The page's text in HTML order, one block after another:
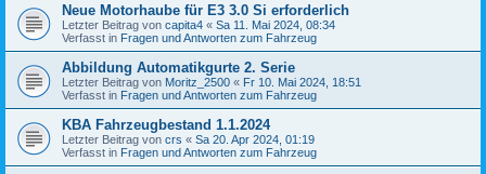
Neue Motorhaube für E3 3.0 Si erforderlich
Letzter Beitrag von capita4 « Sa 11. Mai 2024, 08:34
Verfasst in Fragen und Antworten zum Fahrzeug
Abbildung Automatikgurte 2. Serie
Letzter Beitrag von Moritz_2500 « Fr 10. Mai 2024, 18:51
Verfasst in Fragen und Antworten zum Fahrzeug
KBA Fahrzeugbestand 1.1.2024
Letzter Beitrag von crs « Sa 20. Apr 2024, 01:19
Verfasst in Fragen und Antworten zum Fahrzeug